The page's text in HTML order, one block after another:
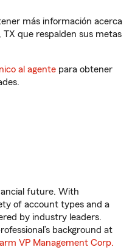
más información acerca
TX que respalden sus metas
al agente para obtener
future. With
of account types and a
by industry leaders.
background at
VP Management Corp.